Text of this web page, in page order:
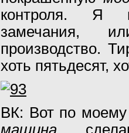
контроля. Я
замечания,
производство.
хоть пятьдесят,
ВК: Вот по моему
машина